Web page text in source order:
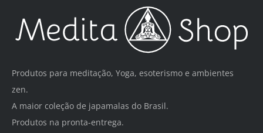
Produtos para meditação, Yoga, esoterismo e ambientes
zen.
A maior coleção de japamalas do Brasil.
Produtos na pronta-entrega.